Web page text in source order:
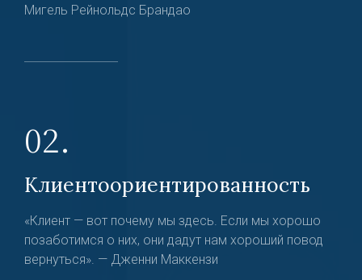
Мигель Рейнольдс Брандао
02.
Клиентоориентированность
«Клиент — вот почему мы здесь. Если мы хорошо
позаботимся о них, они дадут нам хороший повод
вернуться». — Дженни Маккензи